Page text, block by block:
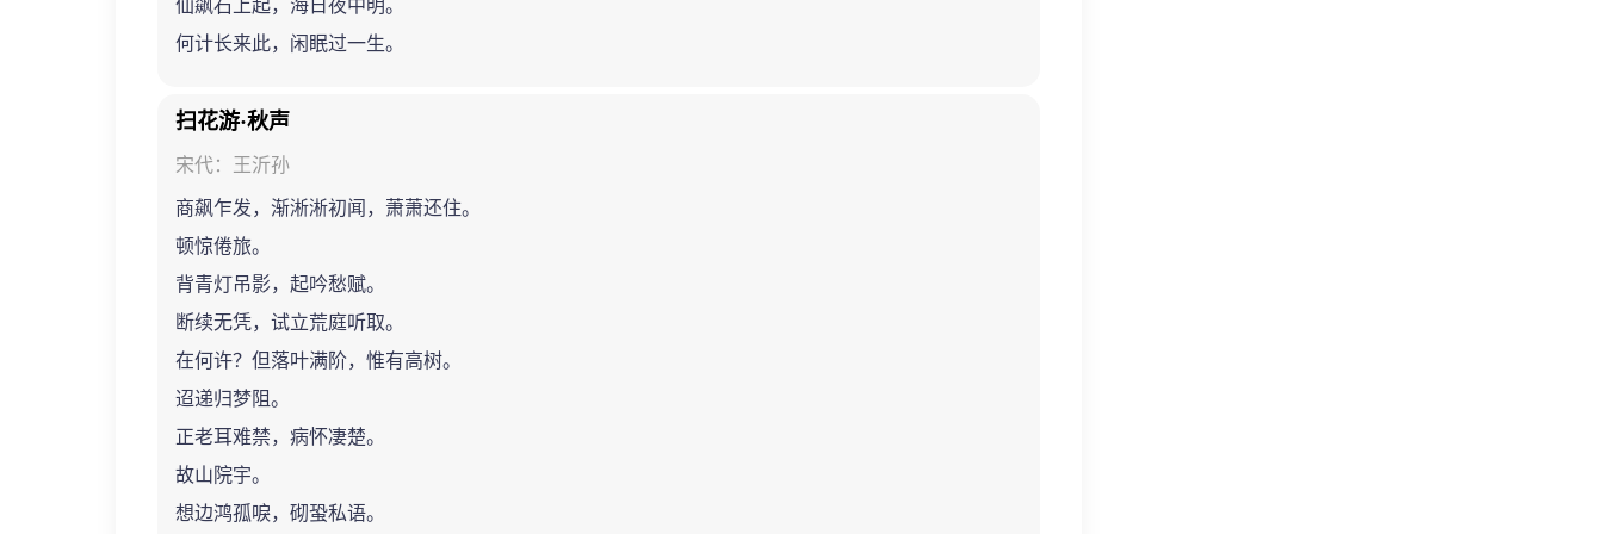
仙飙石上起，海日夜中明。
何计长来此，闲眠过一生。
扫花游·秋声
宋代：王沂孙
商飙乍发，渐淅淅初闻，萧萧还住。
顿惊倦旅。
背青灯吊影，起吟愁赋。
断续无凭，试立荒庭听取。
在何许？但落叶满阶，惟有高树。
迢递归梦阻。
正老耳难禁，病怀凄楚。
故山院宇。
想边鸿孤唳，砌蛩私语。